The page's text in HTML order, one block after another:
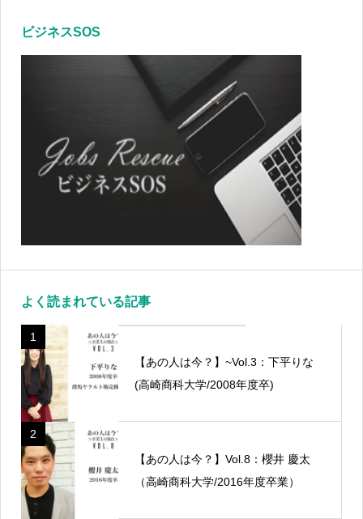
ビジネスSOS
よく読まれている記事
1
【あの人は今？】~Vol.3：下平りな
(高崎商科大学/2008年度卒)
2
【あの人は今？】Vol.8：櫻井 慶太
（高崎商科大学/2016年度卒業）